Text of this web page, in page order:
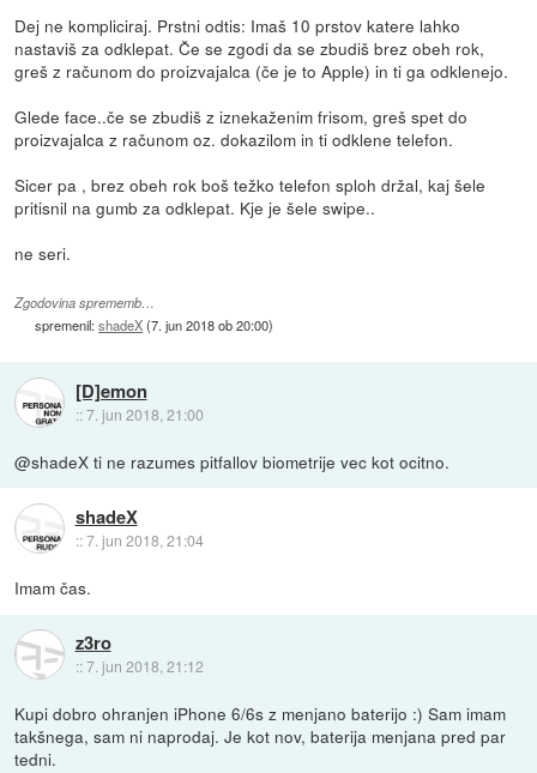
Dej ne kompliciraj. Prstni odtis: Imaš 10 prstov katere lahko
nastaviš za odklepat. Če se zgodi da se zbudiš brez obeh rok,
greš z računom do proizvajalca (če je to Apple) in ti ga odklenejo.
Glede face..če se zbudiš z iznekaženim frisom, greš spet do
proizvajalca z računom oz. dokazilom in ti odklene telefon.
Sicer pa , brez obeh rok boš težko telefon sploh držal, kaj šele
pritisnil na gumb za odklepat. Kje je šele swipe..
ne seri.
Zgodovina sprememb…
spremenil:shadeX(7. jun 2018 ob 20:00)
[D]emon
::7. jun 2018, 21:00
@shadeX ti ne razumes pitfallov biometrije vec kot ocitno.
shadeX
::7. jun 2018, 21:04
Imam čas.
z3ro
::7. jun 2018, 21:12
Kupi dobro ohranjen iPhone 6/6s z menjano baterijo :) Sam imam
takšnega, sam ni naprodaj. Je kot nov, baterija menjana pred par
tedni.